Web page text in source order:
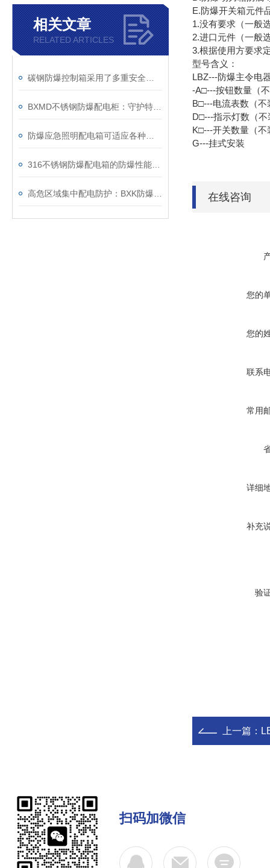
相关文章
RELATED ARTICLES
E.防爆开关箱元件
1.没有要求（一般
2.进口元件（一般
3.根据使用方要求
型号含义：
LBZ---防爆主令电
-A□---按钮数量（
B□---电流表数（不
D□---指示灯数（不
K□---开关数量（不
G---挂式安装
在线咨询
您的
您的
联系
常用
详细
补充
验
上一篇：
扫码加微信